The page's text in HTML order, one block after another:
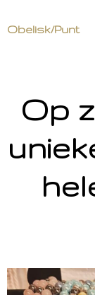
Obelisk/Punt
Op